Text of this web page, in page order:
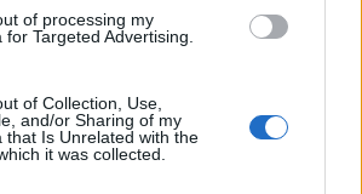
of processing my
Targeted Advertising.
of Collection, Use,
and/or Sharing of my
that Is Unrelated with the
it was collected.
menn
og resultater